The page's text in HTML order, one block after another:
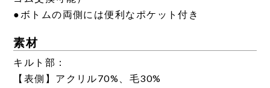
●ボトムの両側には便利なポケット付き
素材
キルト部：
【表側】アクリル70%、毛30%